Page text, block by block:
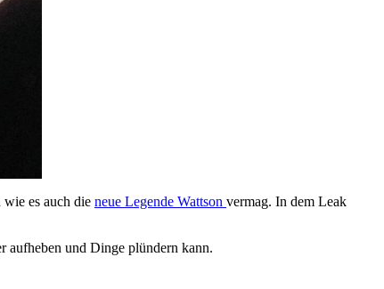
es auch die neue Legende Wattson vermag. In dem Leak
aufheben und Dinge plündern kann.